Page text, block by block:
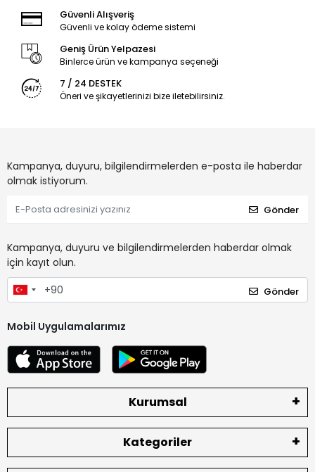
Güvenli Alışveriş
Güvenli ve kolay ödeme sistemi
Geniş Ürün Yelpazesi
Binlerce ürün ve kampanya seçeneği
7 / 24 DESTEK
Öneri ve şikayetlerinizi bize iletebilirsiniz.
Kampanya, duyuru, bilgilendirmelerden e-posta ile haberdar
olmak istiyorum.
Gönder
Kampanya, duyuru ve bilgilendirmelerden haberdar olmak
için kayıt olun.
Gönder
Mobil Uygulamalarımız
Kurumsal
Kategoriler